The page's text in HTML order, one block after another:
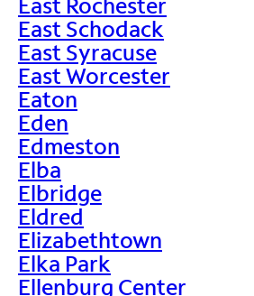
East Schodack
East Syracuse
East Worcester
Eaton
Eden
Edmeston
Elba
Elbridge
Eldred
Elizabethtown
Elka Park
Ellenburg Center